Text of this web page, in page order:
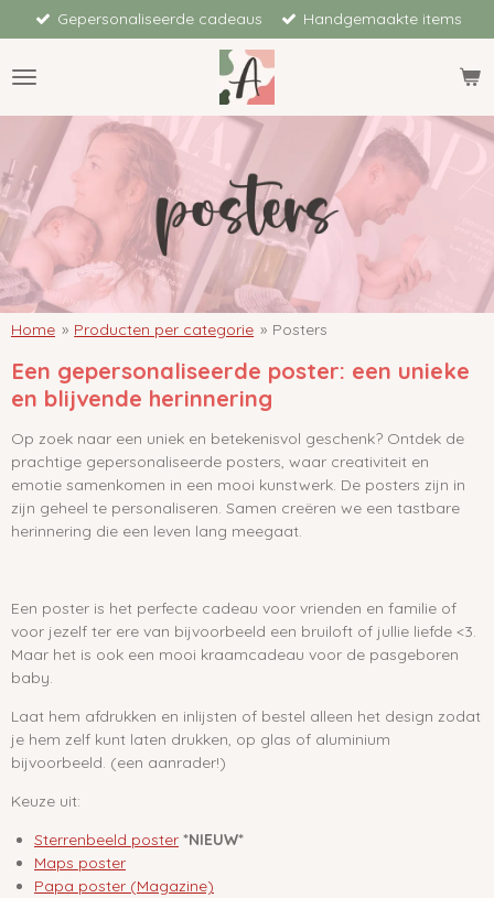
direct
naar
de
hoofdinhoud
Gepersonaliseerde cadeaus Handgemaakte items
Home » Producten per categorie » Posters
Een gepersonaliseerde poster: een unieke
en blijvende herinnering
Op zoek naar een uniek en betekenisvol geschenk? Ontdek de
prachtige gepersonaliseerde posters, waar creativiteit en
emotie samenkomen in een mooi kunstwerk. De posters zijn in
zijn geheel te personaliseren. Samen creëren we een tastbare
herinnering die een leven lang meegaat.
Een poster is het perfecte cadeau voor vrienden en familie of
voor jezelf ter ere van bijvoorbeeld een bruiloft of jullie liefde <3.
Maar het is ook een mooi kraamcadeau voor de pasgeboren
baby.
Laat hem afdrukken en inlijsten of bestel alleen het design zodat
je hem zelf kunt laten drukken, op glas of aluminium
bijvoorbeeld. (een aanrader!)
Keuze uit:
Sterrenbeeld poster *NIEUW*
Maps poster
Papa poster (Magazine)